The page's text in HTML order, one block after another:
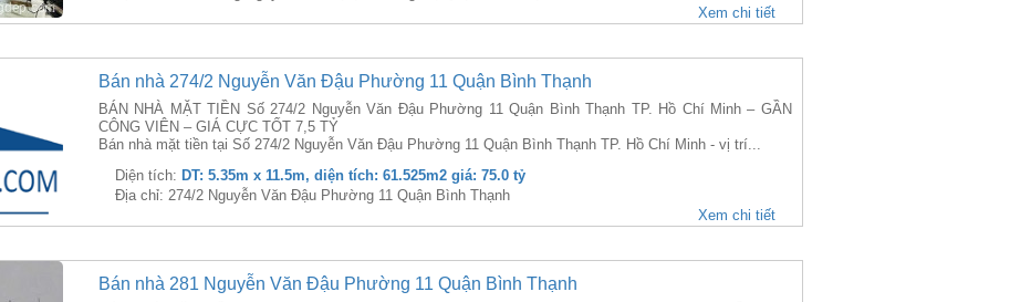
Xem chi tiết
Bán nhà 274/2 Nguyễn Văn Đậu Phường 11 Quận Bình Thạnh
BÁN NHÀ MẶT TIỀN Số 274/2 Nguyễn Văn Đậu Phường 11 Quận Bình Thạnh TP. Hồ Chí Minh – GẦN
CÔNG VIÊN – GIÁ CỰC TỐT 7,5 TỶ
Bán nhà mặt tiền tại Số 274/2 Nguyễn Văn Đậu Phường 11 Quận Bình Thạnh TP. Hồ Chí Minh - vị trí...
Diện tích: DT: 5.35m x 11.5m, diện tích: 61.525m2 giá: 75.0 tỷ
Địa chỉ: 274/2 Nguyễn Văn Đậu Phường 11 Quận Bình Thạnh
Xem chi tiết
Bán nhà 281 Nguyễn Văn Đậu Phường 11 Quận Bình Thạnh